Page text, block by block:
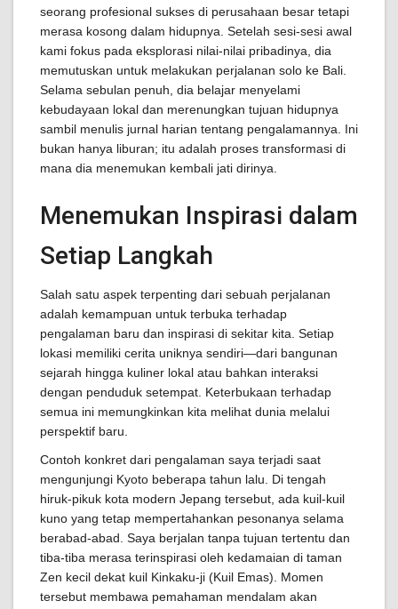
seorang profesional sukses di perusahaan besar tetapi
merasa kosong dalam hidupnya. Setelah sesi-sesi awal
kami fokus pada eksplorasi nilai-nilai pribadinya, dia
memutuskan untuk melakukan perjalanan solo ke Bali.
Selama sebulan penuh, dia belajar menyelami
kebudayaan lokal dan merenungkan tujuan hidupnya
sambil menulis jurnal harian tentang pengalamannya. Ini
bukan hanya liburan; itu adalah proses transformasi di
mana dia menemukan kembali jati dirinya.
Menemukan Inspirasi dalam
Setiap Langkah
Salah satu aspek terpenting dari sebuah perjalanan
adalah kemampuan untuk terbuka terhadap
pengalaman baru dan inspirasi di sekitar kita. Setiap
lokasi memiliki cerita uniknya sendiri—dari bangunan
sejarah hingga kuliner lokal atau bahkan interaksi
dengan penduduk setempat. Keterbukaan terhadap
semua ini memungkinkan kita melihat dunia melalui
perspektif baru.
Contoh konkret dari pengalaman saya terjadi saat
mengunjungi Kyoto beberapa tahun lalu. Di tengah
hiruk-pikuk kota modern Jepang tersebut, ada kuil-kuil
kuno yang tetap mempertahankan pesonanya selama
berabad-abad. Saya berjalan tanpa tujuan tertentu dan
tiba-tiba merasa terinspirasi oleh kedamaian di taman
Zen kecil dekat kuil Kinkaku-ji (Kuil Emas). Momen
tersebut membawa pemahaman mendalam akan